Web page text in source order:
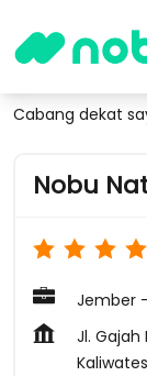
Cabang dekat
Nobu
Jember
Jl. Gajah
Kaliwates